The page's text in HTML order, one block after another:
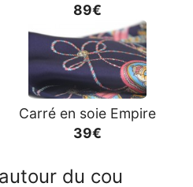
89€
Carré en soie Empire
39€
du cou